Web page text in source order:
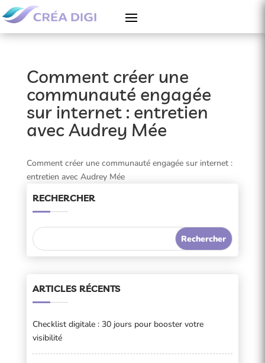
Comment créer une
communauté engagée
sur internet : entretien
avec Audrey Mée
Comment créer une communauté engagée sur internet :
entretien avec Audrey Mée
RECHERCHER
ARTICLES RÉCENTS
Checklist digitale : 30 jours pour booster votre
visibilité